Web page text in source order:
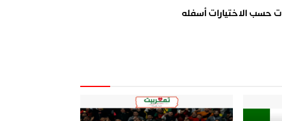
حسب الاختيارات أسفله